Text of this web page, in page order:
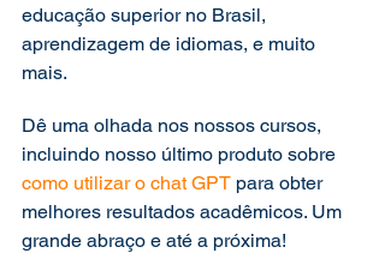
educação superior no Brasil,
aprendizagem de idiomas, e muito
mais.
Dê uma olhada nos nossos cursos,
incluindo nosso último produto sobre
como utilizar o chat GPT para obter
melhores resultados acadêmicos. Um
grande abraço e até a próxima!